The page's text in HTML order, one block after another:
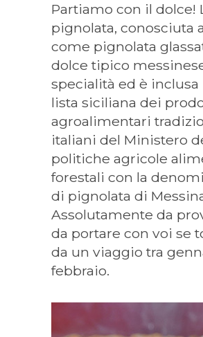
Partiamo con il dolce!
pignolata, conosciuta
come pignolata
dolce tipico
specialità ed è inclusa
lista siciliana dei
agroalimentari
italiani del Ministero
politiche agricole
forestali con la
di pignolata di
Assolutamente da
da portare con voi se
da un viaggio tra
febbraio.